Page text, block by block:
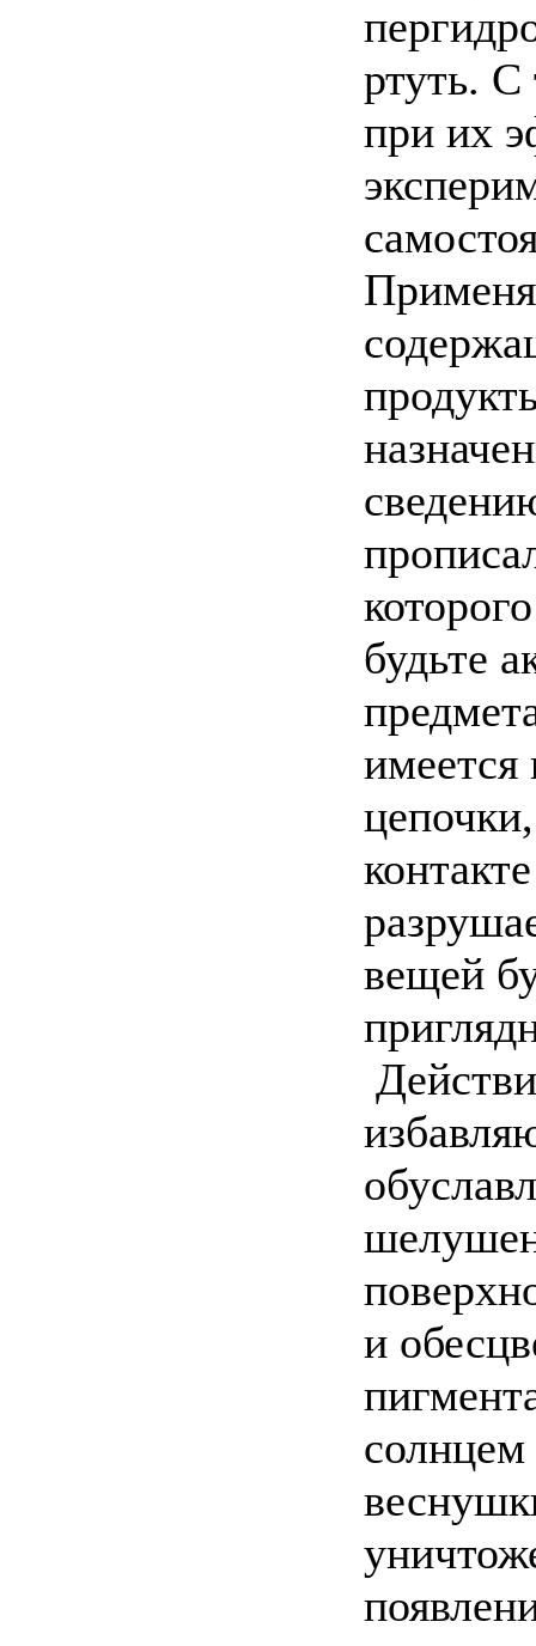
ртуть. С
при их
будьте
имеется
вещей
и
солнцем